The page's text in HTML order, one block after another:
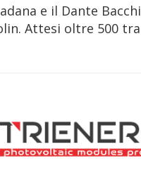
e il Dante Bacchi
Attesi oltre 500 tra